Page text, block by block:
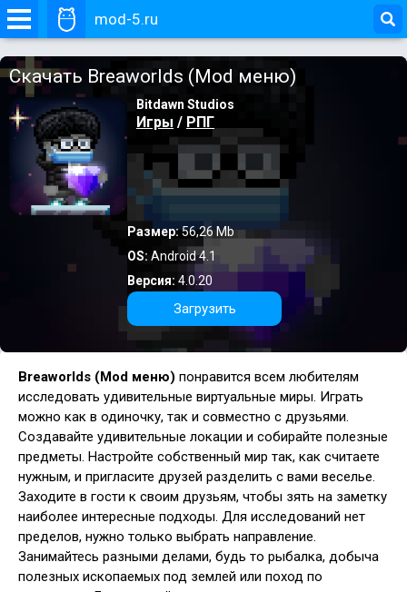
mod-5.ru
Скачать Breaworlds (Mod меню)
Bitdawn Studios
Игры / РПГ
Размер:56,26 Mb
OS: Android 4.1
Версия: 4.0.20
Загрузить
Breaworlds (Mod меню) понравится всем любителям
исследовать удивительные виртуальные миры. Играть
можно как в одиночку, так и совместно с друзьями.
Создавайте удивительные локации и собирайте полезные
предметы. Настройте собственный мир так, как считаете
нужным, и пригласите друзей разделить с вами веселье.
Заходите в гости к своим друзьям, чтобы зять на заметку
наиболее интересные подходы. Для исследований нет
пределов, нужно только выбрать направление.
Занимайтесь разными делами, будь то рыбалка, добыча
полезных ископаемых под землей или поход по